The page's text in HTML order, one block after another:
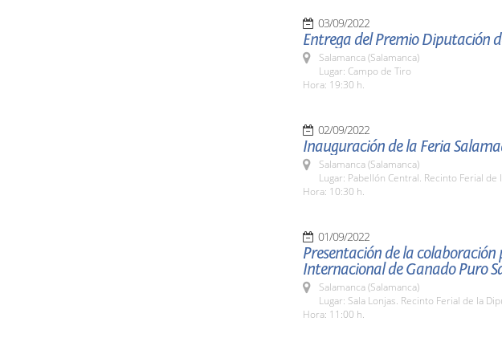
03/09/2022
Entrega del Premio Diputación
Salamanca (Salamanca)
Lugar: Campo de Tiro
Hora: 19:30 h.
02/09/2022
Inauguración de la Feria
Salamanca (Salamanca)
Lugar: Pabellón Central. Recinto Ferial de
Hora: 10:30 h.
01/09/2022
Presentación de la colaboración
Internacional de Ganado Puro
Salamanca (Salamanca)
Lugar: Sala Lonjas. Recinto Ferial de la
Hora: 11:00 h.